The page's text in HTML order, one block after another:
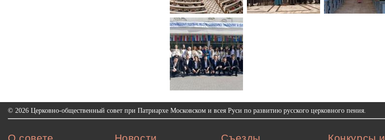
© 2026 Церковно-общественный совет при Патриархе Московском и всея Руси по развитию русского церковного пения.